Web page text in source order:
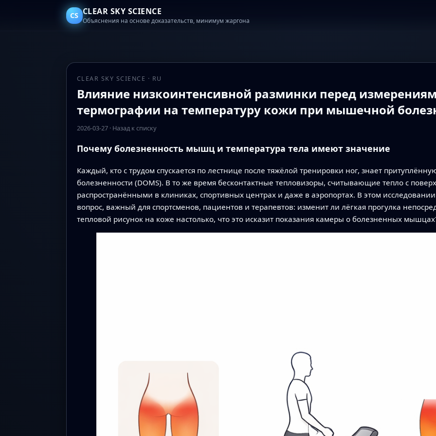
CS CLEAR SKY SCIENCE
Объяснения на основе доказательств, минимум жаргона
CLEAR SKY SCIENCE · RU
Влияние низкоинтенсивной разминки перед
термографии на температуру кожи при мышечной
2026-03-27· Назад к списку
Почему болезненность мышц и температура тела имеют значение
Каждый, кто с трудом спускается по лестнице после тяжёлой тренировки ног, знает
болезненности (DOMS). В то же время бесконтактные тепловизоры, считывающие тепло с
распространёнными в клиниках, спортивных центрах и даже в аэропортах. В этом
вопрос, важный для спортсменов, пациентов и терапевтов: изменит ли лёгкая прогулка
тепловой рисунок на коже настолько, что это исказит показания камеры о болезненных